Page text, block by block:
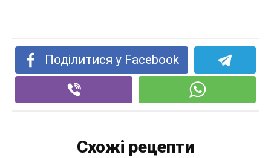
Поділитися у Facebook
Схожі рецепти